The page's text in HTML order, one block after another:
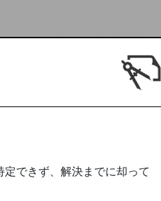
できず、解決までに却って